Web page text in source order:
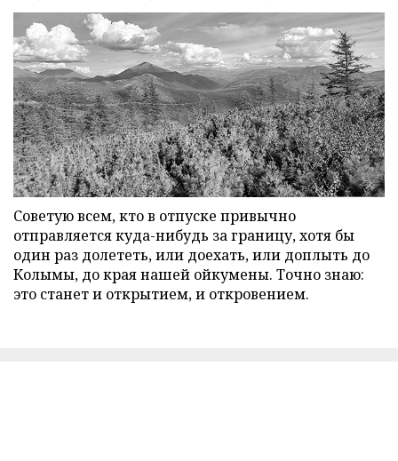
Советую всем, кто в отпуске привычно
отправляется куда-нибудь за границу, хотя бы
один раз долететь, или доехать, или доплыть до
Колымы, до края нашей ойкумены. Точно знаю:
это станет и открытием, и откровением.